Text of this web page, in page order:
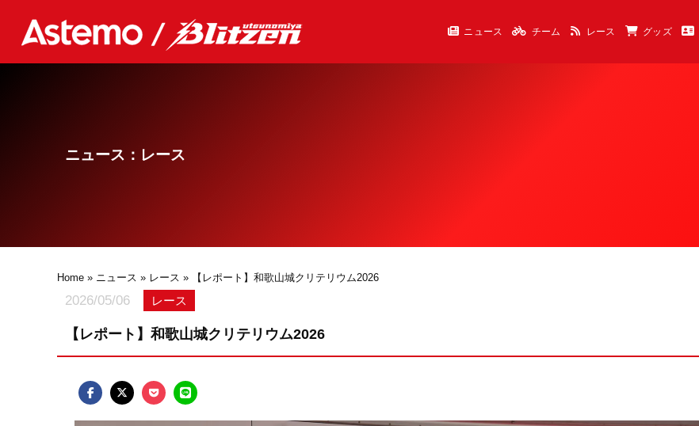
ニュース チーム レース グッズ
ニュース：レース
Home » ニュース » レース » 【レポート】和歌山城クリテリウム2026
2026/05/06 レース
【レポート】和歌山城クリテリウム2026